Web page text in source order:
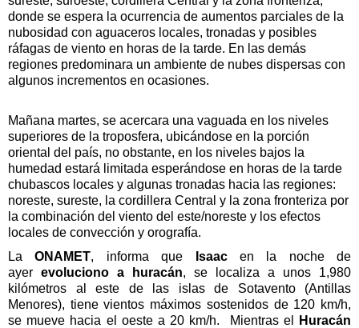
donde se espera la ocurrencia de aumentos parciales de la
nubosidad con aguaceros locales, tronadas y posibles
ráfagas de viento en horas de la tarde. En las demás
regiones predominara un ambiente de nubes dispersas con
algunos incrementos en ocasiones.
Mañana martes, se acercara una vaguada en los niveles
superiores de la troposfera, ubicándose en la porción
oriental del país, no obstante, en los niveles bajos la
humedad estará limitada esperándose en horas de la tarde
chubascos locales y algunas tronadas hacia las regiones:
noreste, sureste, la cordillera Central y la zona fronteriza por
la combinación del viento del este/noreste y los efectos
locales de convección y orografía.
LaONAMET, informa que Isaac en la noche de
ayer evoluciono a huracán, se localiza a unos 1,980
kilómetros al este de las islas de Sotavento (Antillas
Menores), tiene vientos máximos sostenidos de 120 km/h,
se mueve hacia el oeste a 20 km/h.
Mientras el
Huracán